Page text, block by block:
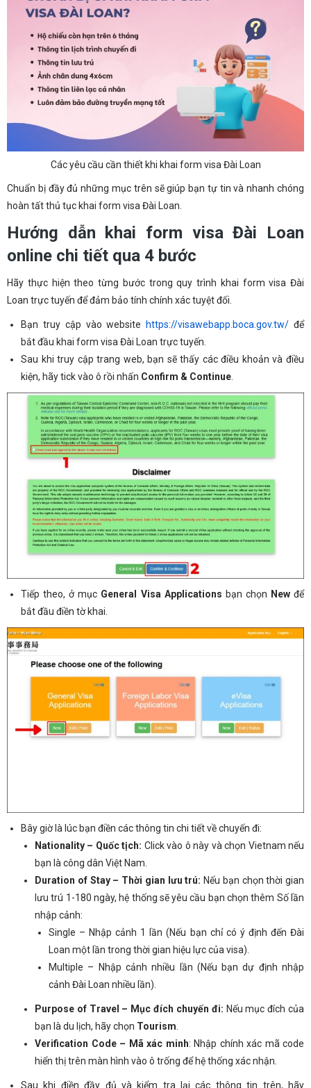
Các yêu cầu cần thiết khi khai form visa Đài Loan
Chuẩn bị đầy đủ những mục trên sẽ giúp bạn tự tin và nhanh chóng
hoàn tất thủ tục khai form visa Đài Loan.
Hướng dẫn khai form visa Đài Loan
online chi tiết qua 4 bước
Hãy thực hiện theo từng bước trong quy trình khai form visa Đài
Loan trực tuyến để đảm bảo tính chính xác tuyệt đối.
Bạn truy cập vào website https://visawebapp.boca.gov.tw/ để
bắt đầu khai form visa Đài Loan trực tuyến.
Sau khi truy cập trang web, bạn sẽ thấy các điều khoản và điều
kiện, hãy tick vào ô rồi nhấn Confirm & Continue
Tiếp theo, ở mục General Visa Applications bạn chọn Newđể
bắt đầu điền tờ khai.
Bây giờ là lúc bạn điền các thông tin chi tiết về chuyến đi:
Nationality – Quốc tịch: Click vào ô này và chọn Vietnam nếu
bạn là công dân Việt Nam.
Duration of Stay – Thời gian lưu trú: Nếu bạn chọn thời gian
lưu trú 1-180 ngày, hệ thống sẽ yêu cầu bạn chọn thêm Số lần
nhập cảnh:
Single – Nhập cảnh 1 lần (Nếu bạn chỉ có ý định đến Đài
Loan một lần trong thời gian hiệu lực của visa).
Multiple – Nhập cảnh nhiều lần (Nếu bạn dự định nhập
cảnh Đài Loan nhiều lần).
Purpose of Travel – Mục đích chuyến đi: Nếu mục đích của
bạn là du lịch, hãy chọn Tourism
Verification Code – Mã xác minh: Nhập chính xác mã code
hiển thị trên màn hình vào ô trống để hệ thống xác nhận.
Sau khi điền đầy đủ và kiểm tra lại các thông tin trên, hãy